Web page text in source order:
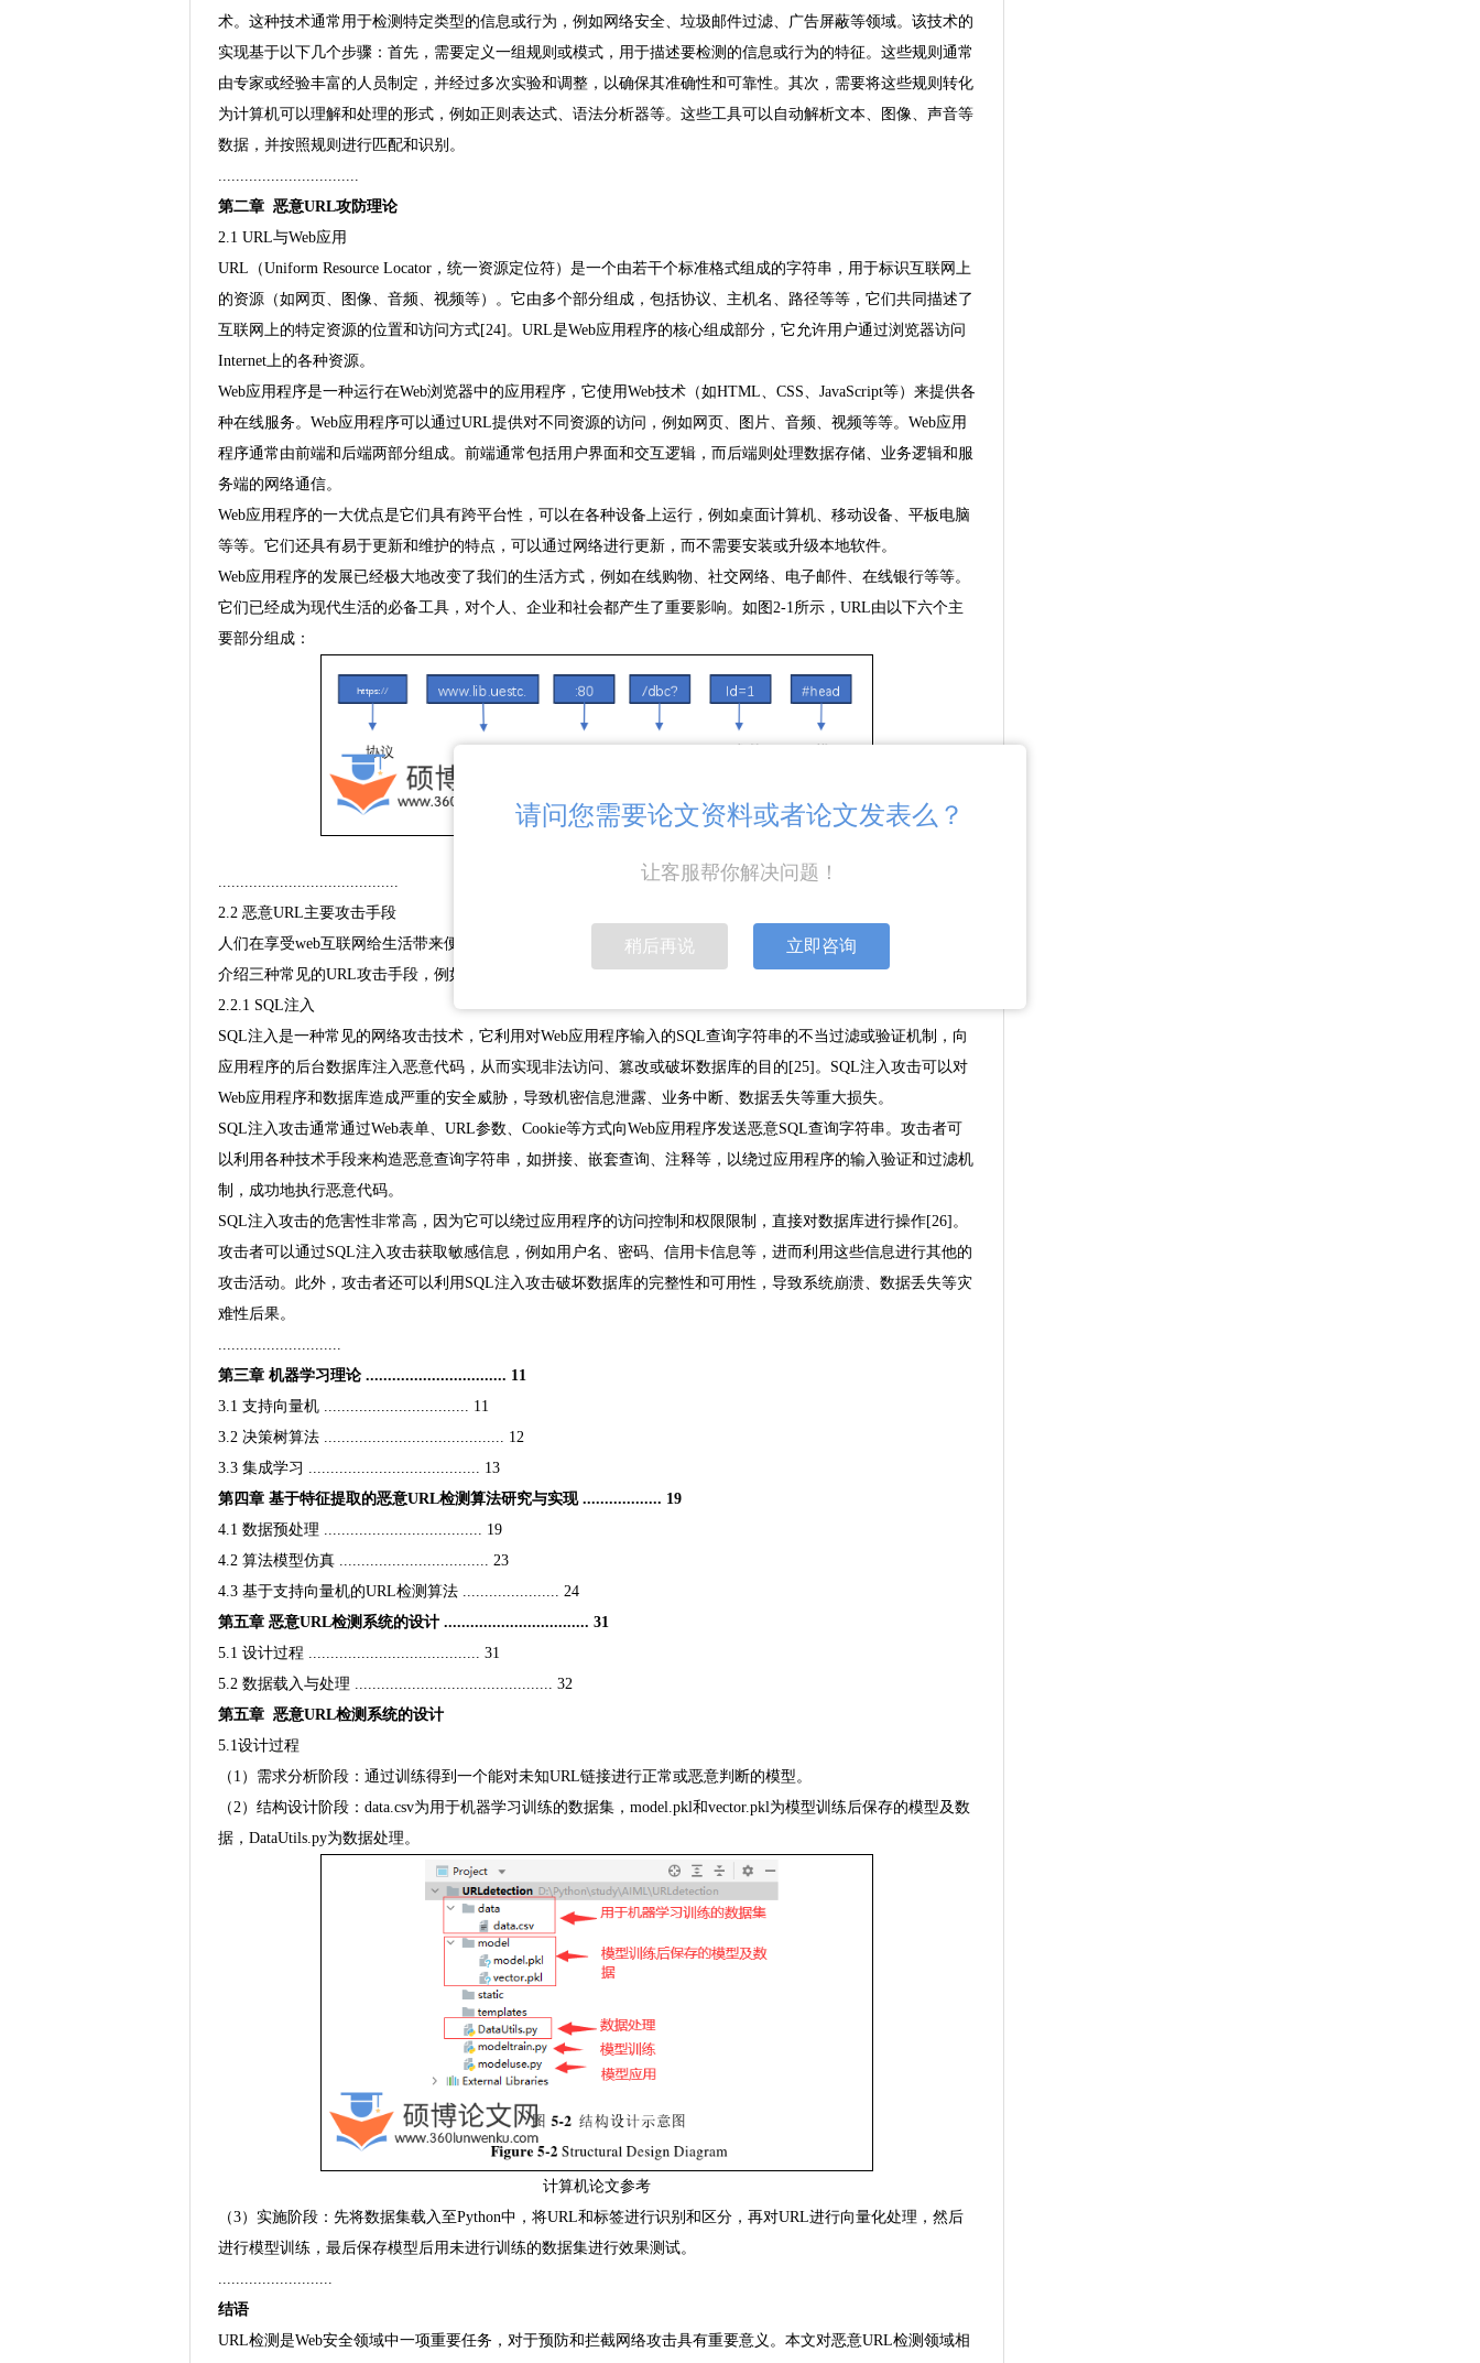
术。这种技术通常用于检测特定类型的信息或行为，例如网络安全、垃圾邮件过滤、广告屏蔽等领域。该技术的
实现基于以下几个步骤：首先，需要定义一组规则或模式，用于描述要检测的信息或行为的特征。这些规则通常
由专家或经验丰富的人员制定，并经过多次实验和调整，以确保其准确性和可靠性。其次，需要将这些规则转化
为计算机可以理解和处理的形式，例如正则表达式、语法分析器等。这些工具可以自动解析文本、图像、声音等
数据，并按照规则进行匹配和识别。
第二章 恶意URL攻防理论
2.1 URL与Web应用
URL（Uniform Resource Locator，统一资源定位符）是一个由若干个标准格式组成的字符串，用于标识互联网上
的资源（如网页、图像、音频、视频等）。它由多个部分组成，包括协议、主机名、路径等等，它们共同描述了
互联网上的特定资源的位置和访问方式[24]。URL是Web应用程序的核心组成部分，它允许用户通过浏览器访问
Internet上的各种资源。
Web应用程序是一种运行在Web浏览器中的应用程序，它使用Web技术（如HTML、CSS、JavaScript等）来提供各
种在线服务。Web应用程序可以通过URL提供对不同资源的访问，例如网页、图片、音频、视频等等。Web应用
程序通常由前端和后端两部分组成。前端通常包括用户界面和交互逻辑，而后端则处理数据存储、业务逻辑和服
务端的网络通信。
Web应用程序的一大优点是它们具有跨平台性，可以在各种设备上运行，例如桌面计算机、移动设备、平板电脑
等等。它们还具有易于更新和维护的特点，可以通过网络进行更新，而不需要安装或升级本地软件。
Web应用程序的发展已经极大地改变了我们的生活方式，例如在线购物、社交网络、电子邮件、在线银行等等。
它们已经成为现代生活的必备工具，对个人、企业和社会都产生了重要影响。如图2-1所示，URL由以下六个主
要部分组成：
2.2 恶意URL主要攻击手段
人们在享受web互联网给生活带来便利的同时，也可能遭受到许多利用Web进行的网络攻击。本章接下来将主要
介绍三种常见的URL攻击手段，例如SQL注入、XSS攻击和网站钓鱼等。
2.2.1 SQL注入
SQL注入是一种常见的网络攻击技术，它利用对Web应用程序输入的SQL查询字符串的不当过滤或验证机制，向
应用程序的后台数据库注入恶意代码，从而实现非法访问、篡改或破坏数据库的目的[25]。SQL注入攻击可以对
Web应用程序和数据库造成严重的安全威胁，导致机密信息泄露、业务中断、数据丢失等重大损失。
SQL注入攻击通常通过Web表单、URL参数、Cookie等方式向Web应用程序发送恶意SQL查询字符串。攻击者可
以利用各种技术手段来构造恶意查询字符串，如拼接、嵌套查询、注释等，以绕过应用程序的输入验证和过滤机
制，成功地执行恶意代码。
SQL注入攻击的危害性非常高，因为它可以绕过应用程序的访问控制和权限限制，直接对数据库进行操作[26]。
攻击者可以通过SQL注入攻击获取敏感信息，例如用户名、密码、信用卡信息等，进而利用这些信息进行其他的
攻击活动。此外，攻击者还可以利用SQL注入攻击破坏数据库的完整性和可用性，导致系统崩溃、数据丢失等灾
难性后果。
第三章 机器学习理论 ................................ 11
3.1 支持向量机 ................................. 11
3.2 决策树算法 ......................................... 12
3.3 集成学习 ....................................... 13
第四章 基于特征提取的恶意URL检测算法研究与实现 .................. 19
4.1 数据预处理 .................................... 19
4.2 算法模型仿真 .................................. 23
4.3 基于支持向量机的URL检测算法 ...................... 24
第五章 恶意URL检测系统的设计 ................................. 31
5.1 设计过程 ....................................... 31
5.2 数据载入与处理 ............................................. 32
第五章 恶意URL检测系统的设计
5.1设计过程
（1）需求分析阶段：通过训练得到一个能对未知URL链接进行正常或恶意判断的模型。
（2）结构设计阶段：data.csv为用于机器学习训练的数据集，model.pkl和vector.pkl为模型训练后保存的模型及数
据，DataUtils.py为数据处理。
计算机论文参考
（3）实施阶段：先将数据集载入至Python中，将URL和标签进行识别和区分，再对URL进行向量化处理，然后
进行模型训练，最后保存模型后用未进行训练的数据集进行效果测试。
结语
URL检测是Web安全领域中一项重要任务，对于预防和拦截网络攻击具有重要意义。本文对恶意URL检测领域相
请问您需要论文资料或者论文发表么？
让客服帮你解决问题！
稍后再说 立即咨询